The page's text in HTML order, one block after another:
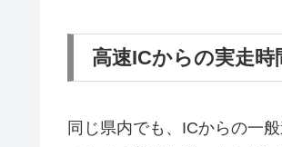
高速ICからの実走時
同じ県内でも、ICからの一